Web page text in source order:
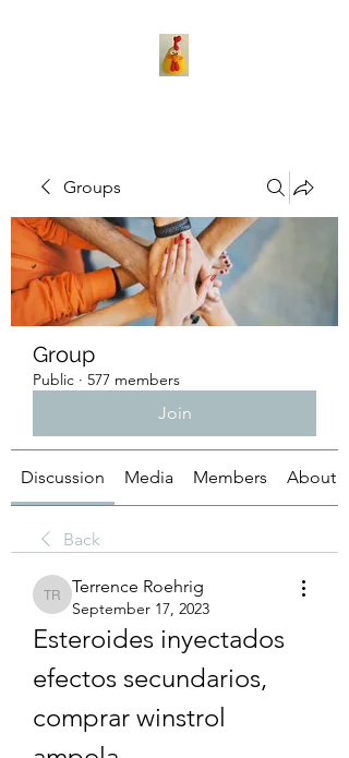
Groups
Group
Public · 577 members
Join
Discussion Media Members About
Back
Terrence Roehrig
Terrence Roehrig
September 17, 2023
Esteroides inyectados
efectos secundarios,
comprar winstrol